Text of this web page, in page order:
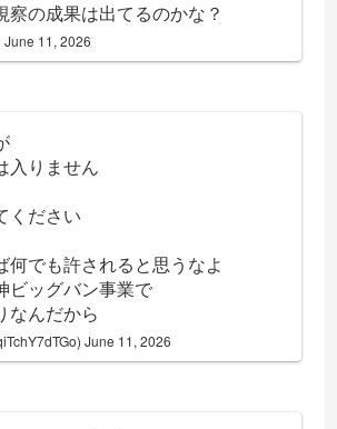
察の成果は出てるのかな？
June 11, 2026
入りません
ください
何でも許されると思うなよ
ビッグバン事業で
なんだから
June 11, 2026